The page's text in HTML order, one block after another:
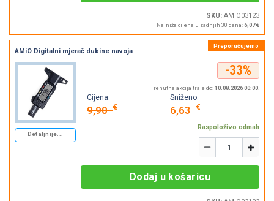
SKU: AMIO03123
Najniža cijena u zadnjih 30 dana: 6,07 €
Detaljnije...
AMiO Digitalni mjerač dubine navoja
-33%
Trenutna akcija traje do: 10.08.2026 00:00.
Cijena:
9,90€
Sniženo:
6,63 €
Raspoloživo odmah
- +
Dodaj u košaricu